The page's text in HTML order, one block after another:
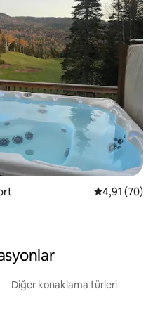
5 üzerinden
4,91 (70)
Diğer konaklama türleri